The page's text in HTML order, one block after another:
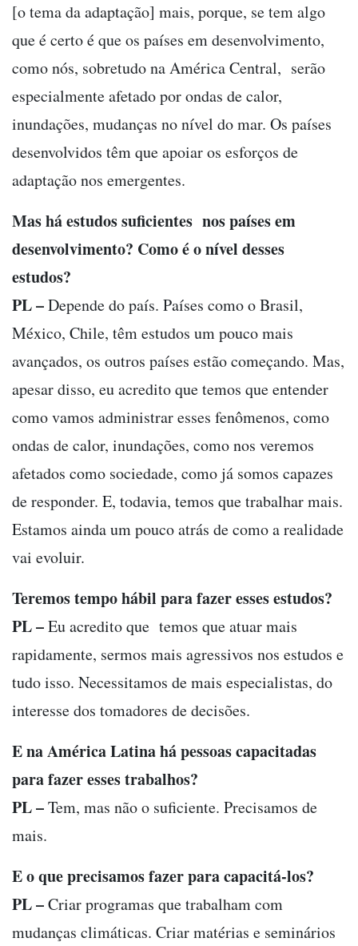
[o tema da adaptação] mais, porque, se tem algo
que é certo é que os países em desenvolvimento,
como nós, sobretudo na América Central, serão
especialmente afetado por ondas de calor,
inundações, mudanças no nível do mar. Os países
desenvolvidos têm que apoiar os esforços de
adaptação nos emergentes.
Mas há estudos suficientes nos países em
desenvolvimento? Como é o nível desses
estudos?
PL –Depende do país. Países como o Brasil,
México, Chile, têm estudos um pouco mais
avançados, os outros países estão começando. Mas,
apesar disso, eu acredito que temos que entender
como vamos administrar esses fenômenos, como
ondas de calor, inundações, como nos veremos
afetados como sociedade, como já somos capazes
de responder. E, todavia, temos que trabalhar mais.
Estamos ainda um pouco atrás de como a realidade
vai evoluir.
Teremos tempo hábil para fazer esses estudos?
PL –Eu acredito que temos que atuar mais
rapidamente, sermos mais agressivos nos estudos e
tudo isso. Necessitamos de mais especialistas, do
interesse dos tomadores de decisões.
E na América Latina há pessoas capacitadas
para fazer esses trabalhos?
PL –Tem, mas não o suficiente. Precisamos de
mais.
E o que precisamos fazer para capacitá-los?
PL –Criar programas que trabalham com
mudanças climáticas. Criar matérias e seminários